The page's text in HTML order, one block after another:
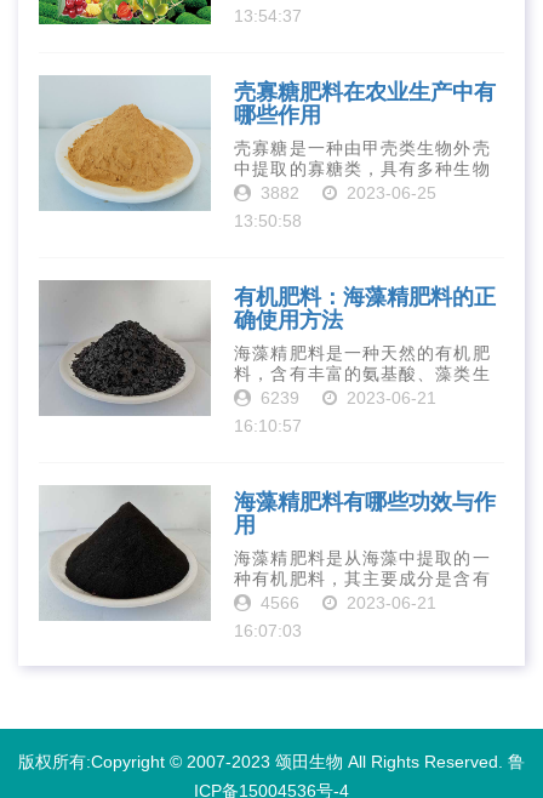
元素和植物生长因子。这些营养
13:54:37
壳寡糖肥料在农业生产中有
哪些作用
壳寡糖是一种由甲壳类生物外壳
中提取的寡糖类，具有多种生物
活性和营养价值。在农业生产
是作为一种新型的有机肥料，壳
3882
2023-06-25
13:50:58
有机肥料：海藻精肥料的正
确使用方法
海藻精肥料是一种天然的有机肥
料，含有丰富的氨基酸、藻类生
长素、维生素、微量元素、蛋白
力、促进植物生长、增强植物抗
6239
2023-06-21
16:10:57
海藻精肥料有哪些功效与作
用
海藻精肥料是从海藻中提取的一
种有机肥料，其主要成分是含有
丰富的微量元素、植物生长素、
有增强作物生长、促进植物根系
4566
2023-06-21
16:07:03
版权所有:Copyright © 2007-2023 颂田生物 All Rights Reserved. 鲁
ICP备15004536号-4